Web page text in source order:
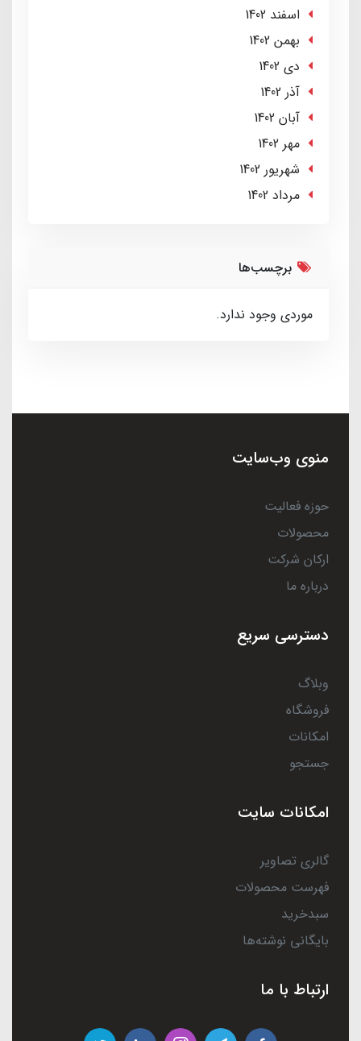
اسفند 1402
بهمن 1402
دی 1402
آذر 1402
آبان 1402
مهر 1402
شهریور 1402
مرداد 1402
برچسب‌ها
موردی وجود ندارد.
منوی وب‌سایت
حوزه فعالیت
محصولات
ارکان شرکت
درباره ما
دسترسی سریع
وبلاگ
فروشگاه
امکانات
جستجو
امکانات سایت
گالری تصاویر
فهرست محصولات
سبدخرید
بایگانی نوشته‌ها
ارتباط با ما